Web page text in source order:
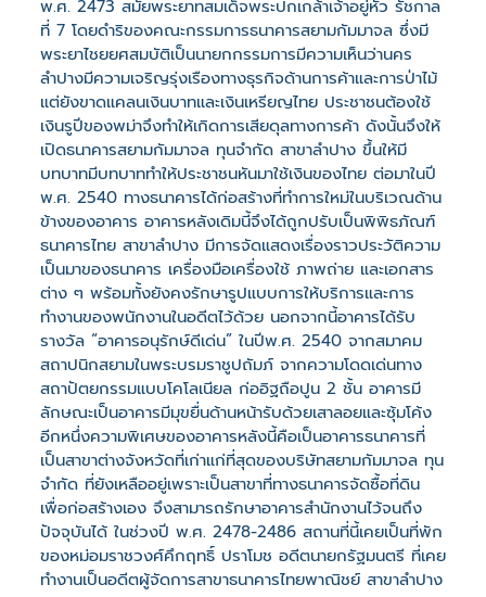
พ.ศ. 2473 สมัยพระยาทสมเด็จพระปกเกล้าเจ้าอยู่หัว รัชกาล
ที่ 7 โดยดำริของคณะกรรมการธนาคารสยามกัมมาจล ซึ่งมี
พระยาไชยยศสมบัติเป็นนายกกรรมการมีความเห็นว่านคร
ลำปางมีความเจริญรุ่งเรืองทางธุรกิจด้านการค้าและการป่าไม้
แต่ยังขาดแคลนเงินบาทและเงินเหรียญไทย ประชาชนต้องใช้
เงินรูปีของพม่าจึงทำให้เกิดการเสียดุลทางการค้า ดังนั้นจึงให้
เปิดธนาคารสยามกัมมาจล ทุนจำกัด สาขาลำปาง ขึ้นให้มี
บทบาทมีบทบาททำให้ประชาชนหันมาใช้เงินของไทย ต่อมาในปี
พ.ศ. 2540 ทางธนาคารได้ก่อสร้างที่ทำการใหม่ในบริเวณด้าน
ข้างของอาคาร อาคารหลังเดิมนี้จึงได้ถูกปรับเป็นพิพิธภัณฑ์
ธนาคารไทย สาขาลำปาง มีการจัดแสดงเรื่องราวประวัติความ
เป็นมาของธนาคาร เครื่องมือเครื่องใช้ ภาพถ่าย และเอกสาร
ต่าง ๆ พร้อมทั้งยังคงรักษารูปแบบการให้บริการและการ
ทำงานของพนักงานในอดีตไว้ด้วย นอกจากนี้อาคารได้รับ
รางวัล “อาคารอนุรักษ์ดีเด่น” ในปีพ.ศ. 2540 จากสมาคม
สถาปนิกสยามในพระบรมราชูปถัมภ์ จากความโดดเด่นทาง
สถาปัตยกรรมแบบโคโลเนียล ก่ออิฐถือปูน 2 ชั้น อาคารมี
ลักษณะเป็นอาคารมีมุขยื่นด้านหน้ารับด้วยเสาลอยและซุ้มโค้ง
อีกหนึ่งความพิเศษของอาคารหลังนี้คือเป็นอาคารธนาคารที่
เป็นสาขาต่างจังหวัดที่เก่าแก่ที่สุดของบริษัทสยามกัมมาจล ทุน
จำกัด ที่ยังเหลืออยู่เพราะเป็นสาขาที่ทางธนาคารจัดซื้อที่ดิน
เพื่อก่อสร้างเอง จึงสามารถรักษาอาคารสำนักงานไว้จนถึง
ปัจจุบันได้ ในช่วงปี พ.ศ. 2478-2486 สถานที่นี้เคยเป็นที่พัก
ของหม่อมราชวงศ์คึกฤทธิ์ ปราโมช อดีตนายกรัฐมนตรี ที่เคย
ทำงานเป็นอดีตผู้จัดการสาขาธนาคารไทยพาณิชย์ สาขาลำปาง